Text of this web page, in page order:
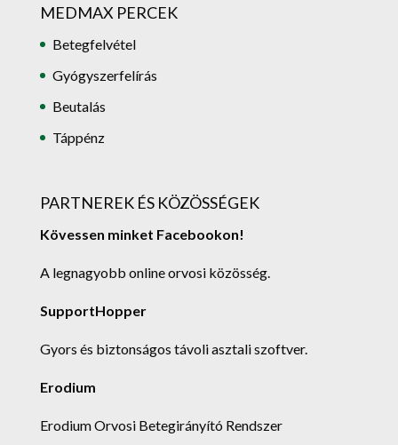
MEDMAX PERCEK
Betegfelvétel
Gyógyszerfelírás
Beutalás
Táppénz
PARTNEREK ÉS KÖZÖSSÉGEK
Kövessen minket Facebookon!
A legnagyobb online orvosi közösség.
SupportHopper
Gyors és biztonságos távoli asztali szoftver.
Erodium
Erodium Orvosi Betegirányító Rendszer